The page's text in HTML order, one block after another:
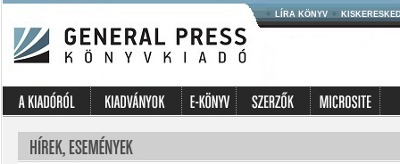
LÍRA KÖNYV